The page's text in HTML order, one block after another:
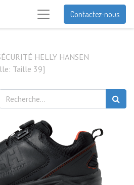
Contactez-nous
HELLY HANSEN
Taille 39]